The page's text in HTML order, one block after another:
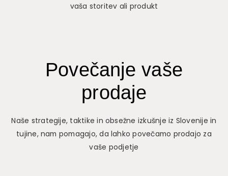
vaša storitev ali produkt
Povečanje vaše
prodaje
Naše strategije, taktike in obsežne izkušnje iz Slovenije in
tujine, nam pomagajo, da lahko povečamo prodajo za
vaše podjetje